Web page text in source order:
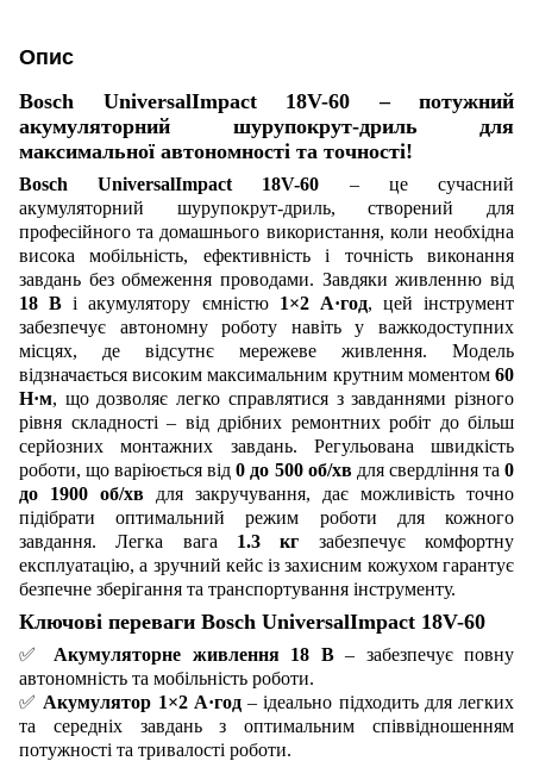
Опис
Bosch UniversalImpact 18V-60 – потужний
акумуляторний шурупокрут-дриль для
максимальної автономності та точності!
Bosch UniversalImpact 18V-60 – це сучасний
акумуляторний шурупокрут-дриль, створений для
професійного та домашнього використання, коли необхідна
висока мобільність, ефективність і точність виконання
завдань без обмеження проводами. Завдяки живленню від
18 В і акумулятору ємністю 1×2 А·год, цей інструмент
забезпечує автономну роботу навіть у важкодоступних
місцях, де відсутнє мережеве живлення. Модель
відзначається високим максимальним крутним моментом 60
Н·м, що дозволяє легко справлятися з завданнями різного
рівня складності – від дрібних ремонтних робіт до більш
серйозних монтажних завдань. Регульована швидкість
роботи, що варіюється від0 до 500 об/хвдля свердління та0
до 1900 об/хв для закручування, дає можливість точно
підібрати оптимальний режим роботи для кожного
завдання. Легка вага 1.3 кг забезпечує комфортну
експлуатацію, а зручний кейс із захисним кожухом гарантує
безпечне зберігання та транспортування інструменту.
Ключові переваги Bosch UniversalImpact 18V-60
✅ Акумуляторне живлення 18 В– забезпечує повну
автономність та мобільність роботи.
✅ Акумулятор 1×2 А·год– ідеально підходить для легких
та середніх завдань з оптимальним співвідношенням
потужності та тривалості роботи.